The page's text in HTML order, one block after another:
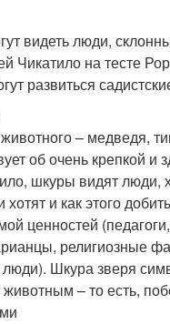
видеть люди,
Чикатило на тесте
развиться
животного – медведя,
об очень крепкой и
шкуры видят люди,
и как этого
ценностей
религиозные
Шкура зверя
– то есть,